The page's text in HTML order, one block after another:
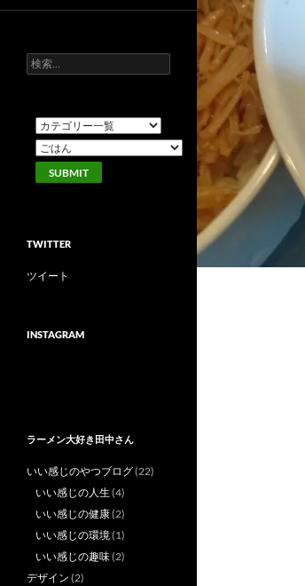
検
索:
TWITTER
ツイート
INSTAGRAM
ラーメン大好き田中さん
いい感じのやつブログ(22)
いい感じの人生 (4)
いい感じの健康(2)
いい感じの環境(1)
いい感じの趣味(2)
デザイン (2)